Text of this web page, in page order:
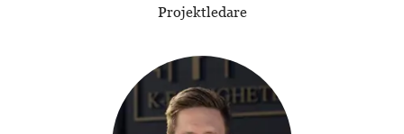
Projektledare